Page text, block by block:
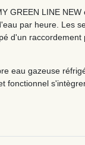
GREEN LINE
par heure. Les
d'un
eau gazeuse
fonctionnel